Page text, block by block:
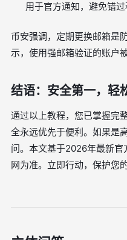
用于官方通知，避免错过
币安强调，定期更换邮箱是
示，使用强邮箱验证的账户
结语：安全第一，轻
通过以上教程，您已掌握完
全永远优先于便利。如果是
问。本文基于2026年最新
网为准。立即行动，保护您